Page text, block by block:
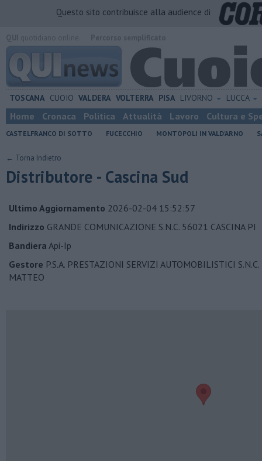
Questo sito contribuisce alla audience di
TOSCANA CUOIO VALDERA VOLTERRA PISA LIVORNO LUCCA
Home Cronaca Politica Attualità Lavoro Cultura e
CASTELFRANCO DI SOTTO FUCECCHIO MONTOPOLI IN VALD'ARNO
← Torna Indietro
Distributore - Cascina Sud
Ultimo Aggiornamento 2026-02-04 15:52:57
Indirizzo GRANDE COMUNICAZIONE S.N.C. 56021 CASCINA PI
Bandiera Api-Ip
Gestore P.S.A. PRESTAZIONI SERVIZI AUTOMOBILISTICI
MATTEO